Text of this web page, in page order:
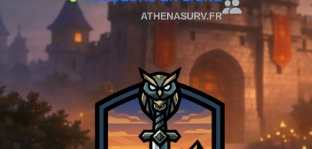
ATHENASURV.FR